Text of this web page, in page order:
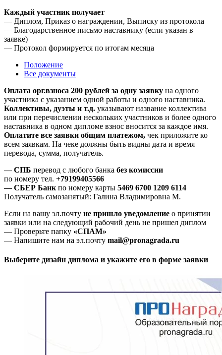
Каждый участник получает
— Диплом, Приказ о награждении, Выписку из протокола
— Благодарственное письмо наставнику (если указан в
заявке)
— Протокол формируется по итогам месяца
Положение
Все документы
Оплата орг.взноса 200 рублей за одну заявку на одного
участника с указанием одной работы и одного наставника.
Коллективы, дуэты и т.д. указывают название коллектива
или при перечислении нескольких участников и более одного
наставника в одном дипломе взнос вносится за каждое имя.
Оплатите все заявки общим платежом, чек приложите ко
всем заявкам. На чеке должны быть видны дата и время
перевода, сумма, получатель.
— СПБ перевод с любого банка без комиссии
по номеру тел. +79199405566
— СБЕР Банк по номеру карты 5469 6700 1209 6114
Получатель самозанятый: Галина Владимировна М.
Если на вашу эл.почту не пришло уведомление о принятии
заявки или на следующий рабочий день не пришел диплом
— Проверьте папку «СПАМ»
— Напишите нам на эл.почту mail@pronagrada.ru
Выберите дизайн диплома и укажите его в форме заявки